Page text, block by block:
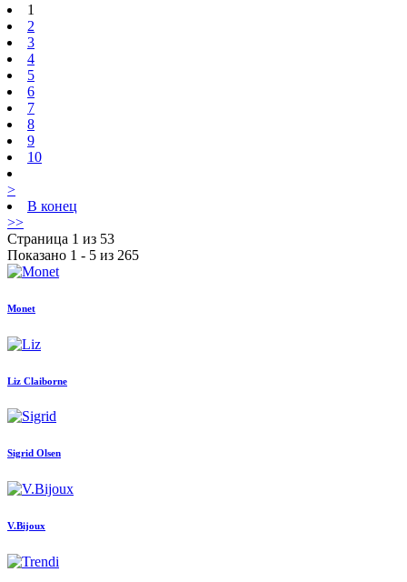
1
2
3
4
5
6
7
8
9
10
>
В конец
>>
Страница 1 из 53
Показано 1 - 5 из 265
Monet
Liz Claiborne
Sigrid Olsen
V.Bijoux